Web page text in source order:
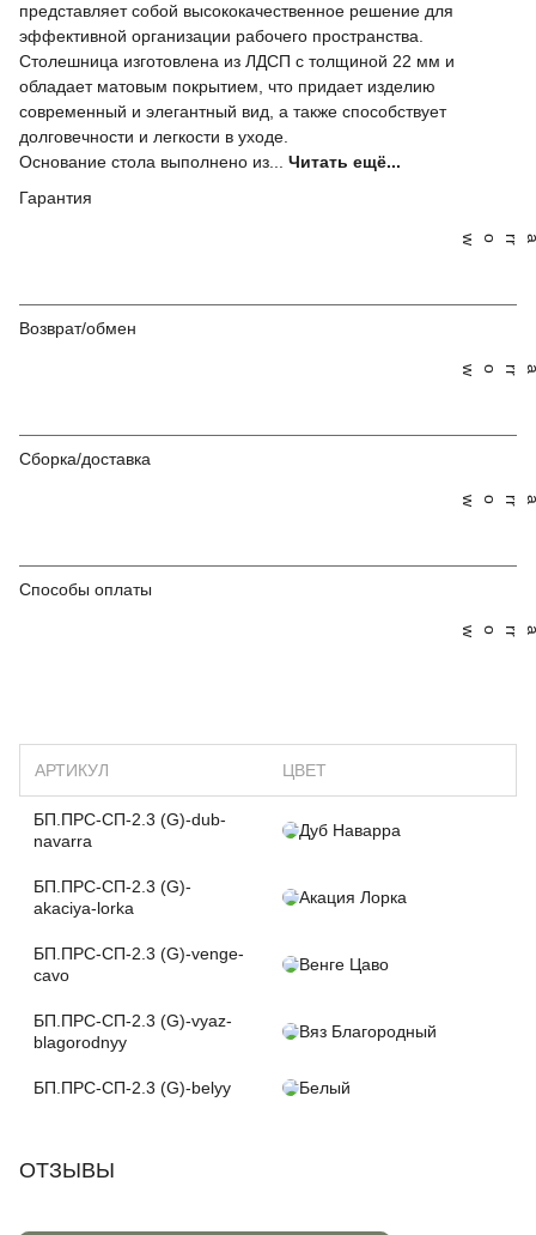
представляет собой высококачественное решение для
эффективной организации рабочего пространства.
Столешница изготовлена из ЛДСП с толщиной 22 мм и
обладает матовым покрытием, что придает изделию
современный и элегантный вид, а также способствует
долговечности и легкости в уходе.
Основание стола выполнено из... Читать ещё...
Гарантия
Возврат/обмен
Сборка/доставка
Способы оплаты
АРТИКУЛ ЦВЕТ
БП.ПРС-СП-2.3 (G)-dub-
navarra
Дуб Наварра
БП.ПРС-СП-2.3 (G)-
akaciya-lorka
Акация Лорка
БП.ПРС-СП-2.3 (G)-venge-
cavo
Венге Цаво
БП.ПРС-СП-2.3 (G)-vyaz-
blagorodnyy
Вяз Благородный
БП.ПРС-СП-2.3 (G)-belyy Белый
ОТЗЫВЫ